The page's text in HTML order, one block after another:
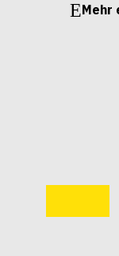
Mehr